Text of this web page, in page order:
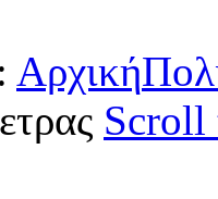
Αρχική
Scroll